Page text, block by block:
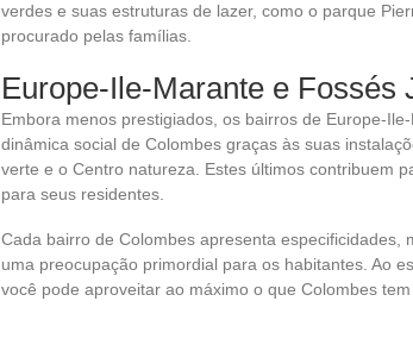
verdes e suas estruturas de lazer, como o parque
procurado pelas famílias.
Europe-Ile-Marante e Fossés
Embora menos prestigiados, os bairros de Europe-
dinâmica social de Colombes graças às suas
verte e o Centro natureza. Estes últimos contribuem
para seus residentes.
Cada bairro de Colombes apresenta especificidades,
uma preocupação primordial para os habitantes. Ao
você pode aproveitar ao máximo o que Colombes tem